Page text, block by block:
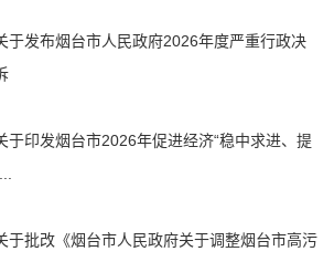
发布烟台市人民政府2026年度严重行政决
印发烟台市2026年促进经济“稳中求进、提
批改《烟台市人民政府关于调整烟台市高污